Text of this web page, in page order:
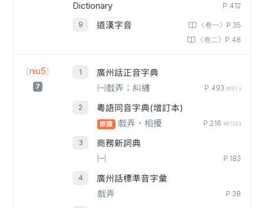
Dictionary
P.412
道漢字音
〈卷一〉P.35
〈卷二〉P.48
[niu5]
7
廣州話正音字典
㈠戲弄；糾纏
P.493 #6813
粵語同音字典(增訂本)
原讀 戲弄，相擾 P.216 #07549
商務新詞典
㈠
P.183
廣州話標準音字彙
戲弄
P.38